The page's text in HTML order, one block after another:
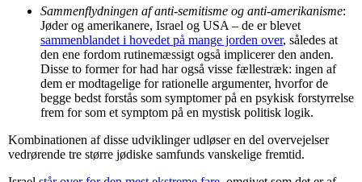
Sammenflydningen af anti-semitisme og anti-amerikanisme:
Jøder og amerikanere, Israel og USA – de er blevet
sammenblandet i hovedet på mange jorden over, således at
den ene fordom rutinemæssigt også implicerer den anden.
Disse to former for had har også visse fællestræk: ingen af
dem er modtagelige for rationelle argumenter, hvorfor de
begge bedst forstås som symptomer på en psykisk forstyrrelse
frem for som et symptom på en mystisk politisk logik.
Kombinationen af disse udviklinger udløser en del overvejelser
vedrørende tre større jødiske samfunds vanskelige fremtid.